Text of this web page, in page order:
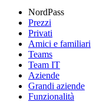
NordPass
Prezzi
Privati
Amici e familiari
Teams
Team IT
Aziende
Grandi aziende
Funzionalità